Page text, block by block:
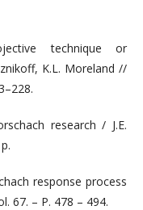
technique or
K.L. Moreland //
research / J.E.
response process
67. – P. 478 – 494.